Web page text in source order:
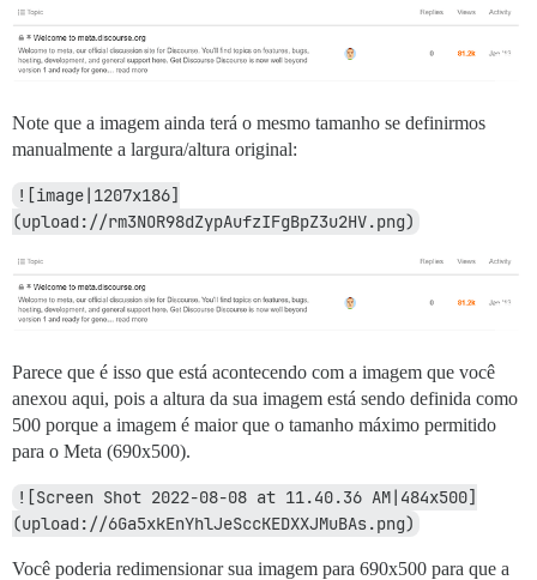
Note que a imagem ainda terá o mesmo tamanho se definirmos
manualmente a largura/altura original:
![image|1207x186]
(upload://rm3NOR98dZypAufzIFgBpZ3u2HV.png)
Parece que é isso que está acontecendo com a imagem que você
anexou aqui, pois a altura da sua imagem está sendo definida como
500 porque a imagem é maior que o tamanho máximo permitido
para o Meta (690x500).
![Screen Shot 2022-08-08 at 11.40.36 AM|484x500]
(upload://6Ga5xkEnYhlJeSccKEDXXJMuBAs.png)
Você poderia redimensionar sua imagem para 690x500 para que a